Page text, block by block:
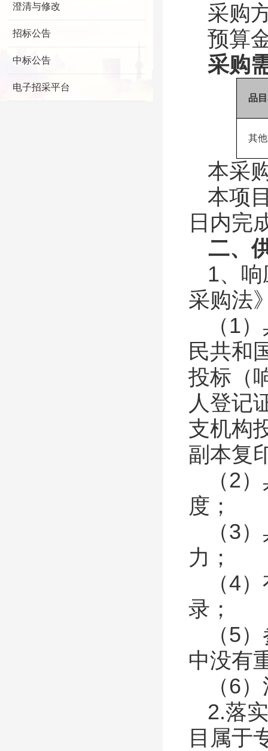
澄清与修改
招标公告
中标公告
电子招采平台
采购
预算
采购
品
其
本采
本项
日内完
二、
1、
采购法
（1
民共和
投标（
人登记
支机构
副本复
（2
度；
（3
力；
（4
录；
（5
中没有
（6
2.落
目属于